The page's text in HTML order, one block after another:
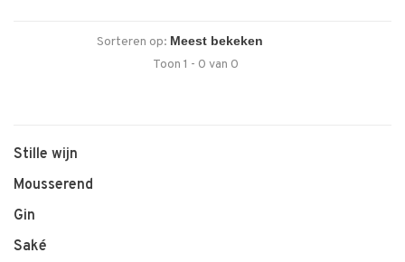
Sorteren op:
Toon 1 - 0 van 0
Stille wijn
Mousserend
Gin
Saké